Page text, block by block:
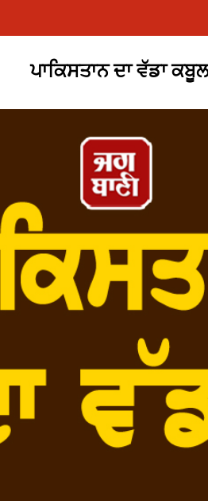
ਪਾਕਿਸਤਾਨ ਦਾ ਵੱਡਾ